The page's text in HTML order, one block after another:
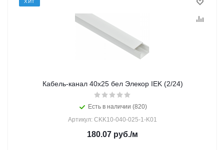
ХИТ
Кабель-канал 40х25 бел Элекор IEK (2/24)
Есть в наличии (820)
Артикул: CKK10-040-025-1-K01
180.07 руб./м